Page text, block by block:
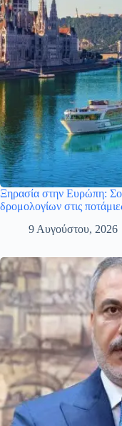
Ξηρασία στην Ευρώπη:
δρομολογίων στις
9 Αυγούστου, 2026